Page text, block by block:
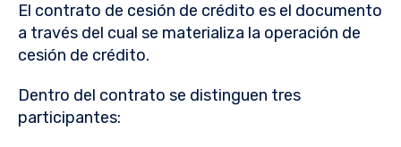
El contrato de cesión de crédito es el documento
a través del cual se materializa la operación de
cesión de crédito.
Dentro del contrato se distinguen tres
participantes: